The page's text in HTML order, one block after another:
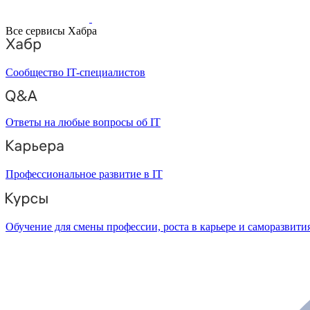
Все сервисы Хабра
Сообщество IT-специалистов
Ответы на любые вопросы об IT
Профессиональное развитие в IT
Обучение для смены профессии, роста в карьере и